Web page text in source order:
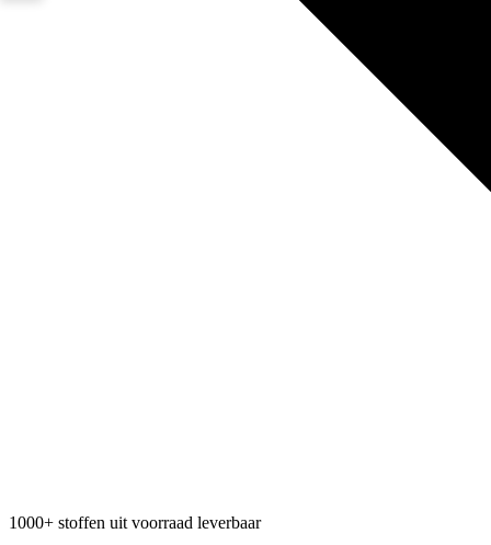
1000+ stoffen uit voorraad leverbaar